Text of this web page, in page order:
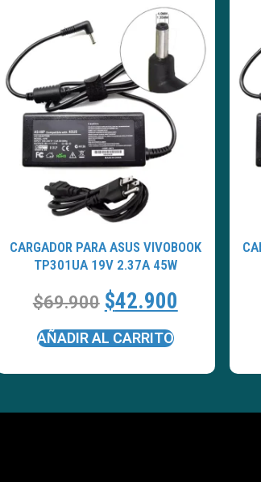
CARGADOR PARA ASUS VIVOBOOK
TP301UA 19V 2.37A 45W
$69.900 $42.900
AÑADIR AL CARRITO